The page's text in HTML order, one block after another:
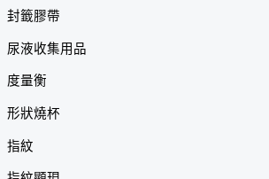
封籤膠帶
尿液收集用品
度量衡
形狀燒杯
指紋